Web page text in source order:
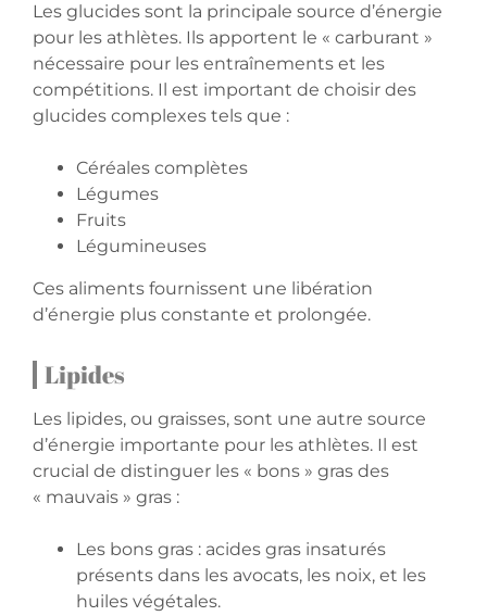
Les glucides sont la principale source d’énergie
pour les athlètes. Ils apportent le « carburant »
nécessaire pour les entraînements et les
compétitions. Il est important de choisir des
glucides complexes tels que :
Céréales complètes
Légumes
Fruits
Légumineuses
Ces aliments fournissent une libération
d’énergie plus constante et prolongée.
Lipides
Les lipides, ou graisses, sont une autre source
d’énergie importante pour les athlètes. Il est
crucial de distinguer les « bons » gras des
« mauvais » gras :
Les bons gras : acides gras insaturés
présents dans les avocats, les noix, et les
huiles végétales.